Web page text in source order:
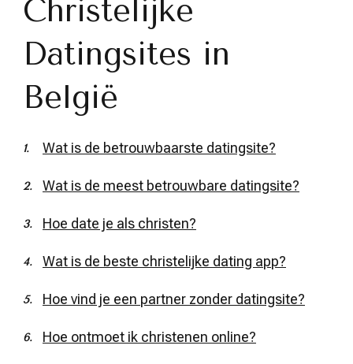
Christelijke
Datingsites in
België
Wat is de betrouwbaarste datingsite?
Wat is de meest betrouwbare datingsite?
Hoe date je als christen?
Wat is de beste christelijke dating app?
Hoe vind je een partner zonder datingsite?
Hoe ontmoet ik christenen online?